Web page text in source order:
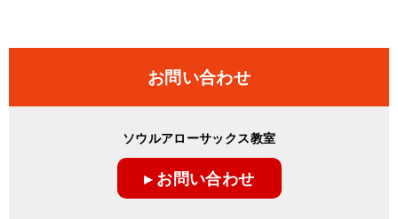
お問い合わせ
ソウルアローサックス教室
▸ お問い合わせ